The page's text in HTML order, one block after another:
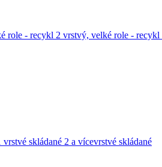
role - recykl 2 vrstvý, velké role - recykl
vrstvé skládané 2 a vícevrstvé skládané